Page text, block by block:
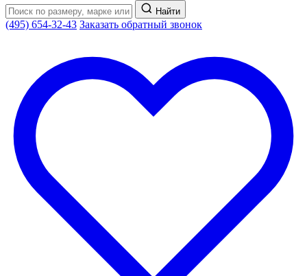
Найти
(495) 654-32-43 Заказать обратный звонок